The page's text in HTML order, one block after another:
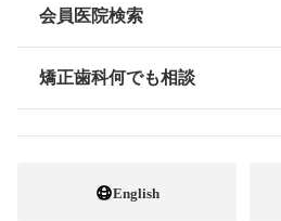
情報公開
会員医院検索
矯正歯科何でも相談
English
電話番号 0823-25-7890